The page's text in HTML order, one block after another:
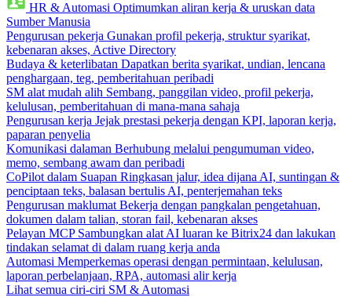
HR & Automasi Optimumkan aliran kerja & uruskan data
Sumber Manusia
Pengurusan pekerja Gunakan profil pekerja, struktur syarikat,
kebenaran akses, Active Directory
Budaya & keterlibatan Dapatkan berita syarikat, undian, lencana
penghargaan, teg, pemberitahuan peribadi
SM alat mudah alih Sembang, panggilan video, profil pekerja,
kelulusan, pemberitahuan di mana-mana sahaja
Pengurusan kerja Jejak prestasi pekerja dengan KPI, laporan kerja,
paparan penyelia
Komunikasi dalaman Berhubung melalui pengumuman video,
memo, sembang awam dan peribadi
CoPilot dalam Suapan Ringkasan jalur, idea dijana AI, suntingan &
penciptaan teks, balasan bertulis AI, penterjemahan teks
Pengurusan maklumat Bekerja dengan pangkalan pengetahuan,
dokumen dalam talian, storan fail, kebenaran akses
Pelayan MCP Sambungkan alat AI luaran ke Bitrix24 dan lakukan
tindakan selamat di dalam ruang kerja anda
Automasi Memperkemas operasi dengan permintaan, kelulusan,
laporan perbelanjaan, RPA, automasi alir kerja
Lihat semua ciri-ciri SM & Automasi